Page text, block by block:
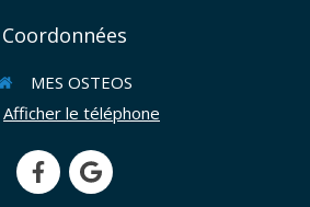
Coordonnées
MES OSTEOS
Afficher le téléphone